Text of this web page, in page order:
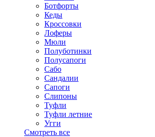
Ботфорты
Кеды
Кроссовки
Лоферы
Мюли
Полуботинки
Полусапоги
Сабо
Сандалии
Сапоги
Слипоны
Туфли
Туфли летние
Угги
Смотреть все